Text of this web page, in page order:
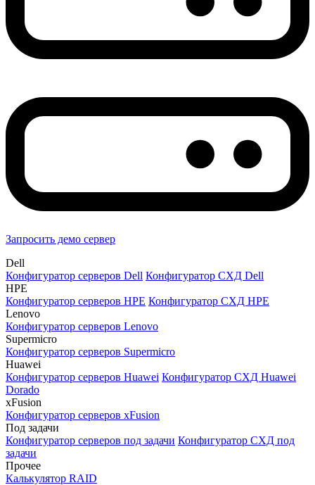
Запросить демо сервер
Dell
Конфигуратор серверов Dell Конфигуратор СХД Dell
HPE
Конфигуратор серверов HPE Конфигуратор СХД HPE
Lenovo
Конфигуратор серверов Lenovo
Supermicro
Конфигуратор серверов Supermicro
Huawei
Конфигуратор серверов Huawei Конфигуратор СХД Huawei
Dorado
xFusion
Конфигуратор серверов xFusion
Под задачи
Конфигуратор серверов под задачи Конфигуратор СХД под
задачи
Прочее
Калькулятор RAID